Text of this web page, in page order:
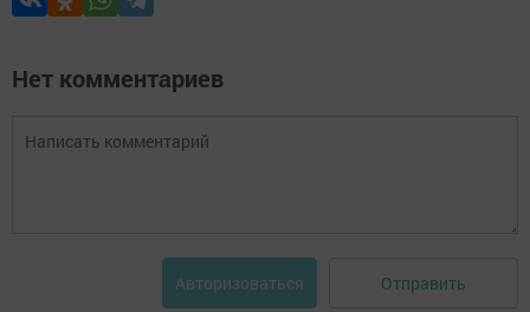
Нет комментариев
Авторизоваться Отправить